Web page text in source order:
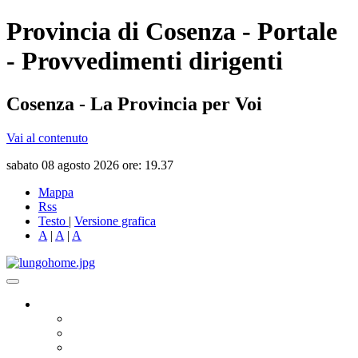
Provincia di Cosenza - Portale
- Provvedimenti dirigenti
Cosenza - La Provincia per Voi
Vai al contenuto
sabato 08 agosto 2026 ore: 19.37
Mappa
Rss
Testo | Versione grafica
A | A | A